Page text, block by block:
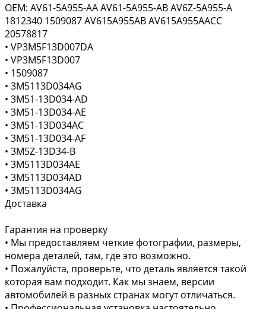
OEM: AV61-5A955-AA AV61-5A955-AB AV6Z-5A955-A
1812340 1509087 AV615A955AB AV615A955AACC
20578817
• VP3M5F13D007DA
• VP3M5F13D007
• 1509087
• 3M5113D034AG
• 3M51-13D034-AD
• 3M51-13D034-AE
• 3M51-13D034AC
• 3M51-13D034-AF
• 3M5Z-13D34-B
• 3M5113D034AE
• 3M5113D034AD
• 3M5113D034AG
Доставка
Гарантия на проверку
• Мы предоставляем четкие фотографии, размеры,
номера деталей, там, где это возможно.
• Пожалуйста, проверьте, что деталь является такой
которая вам подходит. Как мы знаем, версии
автомобилей в разных странах могут отличаться.